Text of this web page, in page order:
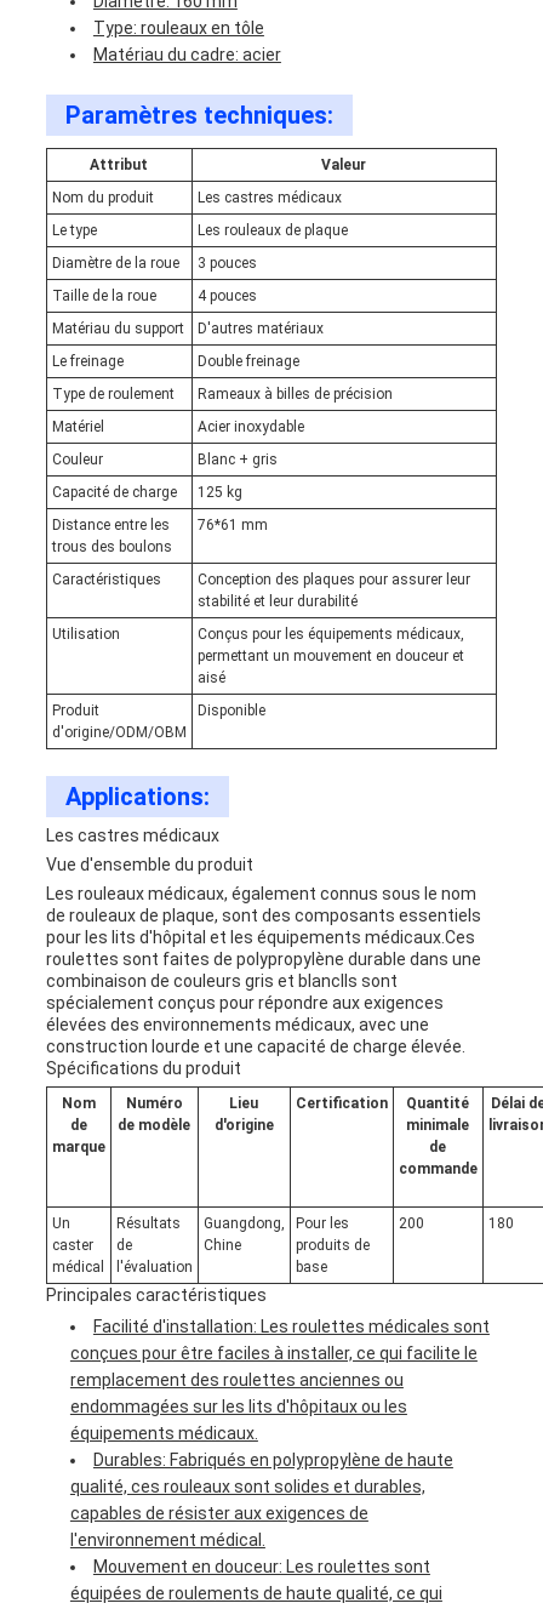
Type: rouleaux en tôle
Matériau du cadre: acier
Paramètres techniques:
Attribut
Valeur
Nom du produit
Les castres médicaux
Le type
Les rouleaux de plaque
Diamètre de la roue
3 pouces
Taille de la roue
4 pouces
Matériau du support
D'autres matériaux
Le freinage
Double freinage
Type de roulement
Rameaux à billes de précision
Matériel
Acier inoxydable
Couleur
Blanc + gris
Capacité de charge
125 kg
Distance entre les
trous des boulons
76*61 mm
Caractéristiques
Conception des plaques pour assurer leur
stabilité et leur durabilité
Utilisation
Conçus pour les équipements médicaux,
permettant un mouvement en douceur et
aisé
Produit
d'origine/ODM/OBM
Disponible
Applications:
Les castres médicaux
Vue d'ensemble du produit
Les rouleaux médicaux, également connus sous le nom
de rouleaux de plaque, sont des composants essentiels
pour les lits d'hôpital et les équipements médicaux.Ces
roulettes sont faites de polypropylène durable dans une
combinaison de couleurs gris et blancIls sont
spécialement conçus pour répondre aux exigences
élevées des environnements médicaux, avec une
construction lourde et une capacité de charge élevée.
Spécifications du produit
Nom
de
marque
Numéro
de modèle
Lieu
d'origine
Certification
Quantité
minimale
de
commande
Délai
Un
caster
médical
Résultats
de
l'évaluation
Guangdong,
Chine
Pour les
produits de
base
200 180
Principales caractéristiques
Facilité d'installation: Les roulettes médicales sont
conçues pour être faciles à installer, ce qui facilite le
remplacement des roulettes anciennes ou
endommagées sur les lits d'hôpitaux ou les
équipements médicaux.
Durables: Fabriqués en polypropylène de haute
qualité, ces rouleaux sont solides et durables,
capables de résister aux exigences de
l'environnement médical.
Mouvement en douceur: Les roulettes sont
équipées de roulements de haute qualité, ce qui